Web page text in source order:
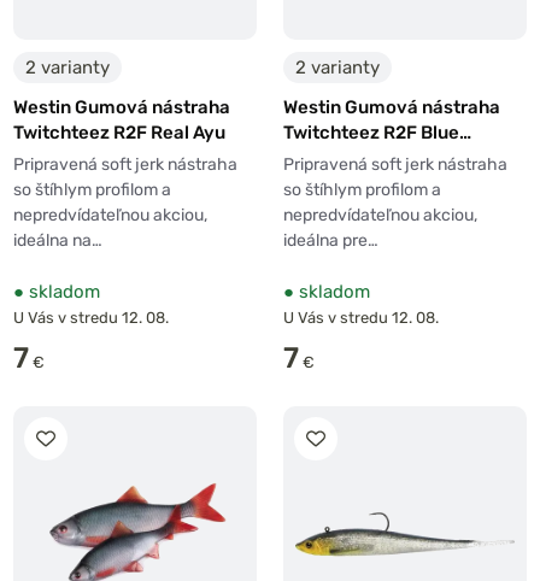
2 varianty
Westin Gumová nástraha
Twitchteez R2F Real Ayu
Pripravená soft jerk nástraha
so štíhlym profilom a
nepredvídateľnou akciou,
ideálna na…
● skladom
U Vás v stredu 12. 08.
7 €
2 varianty
Westin Gumová nástraha
Twitchteez R2F Blue
Shinner
Pripravená soft jerk nástraha
so štíhlym profilom a
nepredvídateľnou akciou,
ideálna pre…
● skladom
U Vás v stredu 12. 08.
7 €